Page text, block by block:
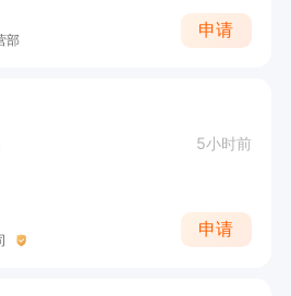
部
申请
5小时前
申请